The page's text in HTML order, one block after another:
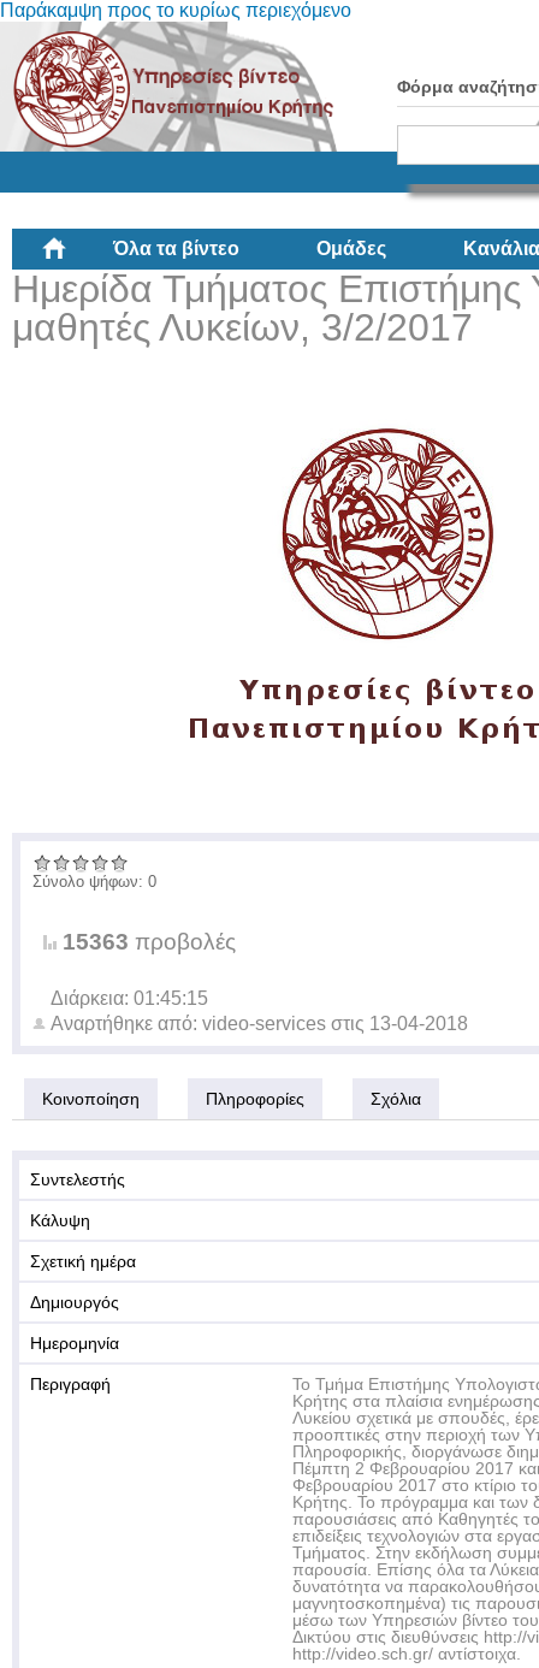
Παράκαμψη προς το κυρίως περιεχόμενο
Φόρμα
Όλα τα βίντεο Ομάδες Κανάλια
Ημερίδα Τμήματος Επιστήμης
μαθητές Λυκείων, 3/2/2017
Σύνολο ψήφων: 0
15363 προβολές
Διάρκεια: 01:45:15
Αναρτήθηκε από: video-services στις 13-04-2018
Κοινοποίηση Πληροφορίες Σχόλια
Συντελεστής
Κάλυψη
Σχετική ημέρα
Δημιουργός
Ημερομηνία
Περιγραφή
Το Τμήμα Επιστήμης
Κρήτης στα πλαίσια
Λυκείου σχετικά με σπουδές,
προοπτικές στην περιοχή των
Πληροφορικής, διοργάνωσε
Πέμπτη 2 Φεβρουαρίου 2017
Φεβρουαρίου 2017 στο κτίριο
Κρήτης. Το πρόγραμμα και των
παρουσιάσεις από Καθηγητές
επιδείξεις τεχνολογιών στα
Τμήματος. Στην εκδήλωση
παρουσία. Επίσης όλα τα
δυνατότητα να
μαγνητοσκοπημένα) τις
μέσω των Υπηρεσιών βίντεο
Δικτύου στις διευθύνσεις
http://video.sch.gr/ αντίστοιχα.